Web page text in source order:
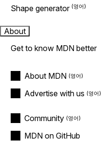
Shape generator
About
Get to know MDN better
About MDN
Advertise with us
Community
MDN on GitHub